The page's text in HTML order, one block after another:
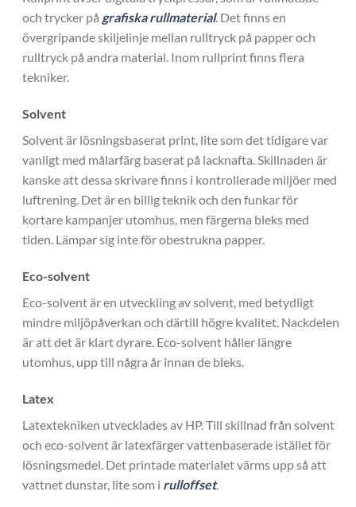
och trycker på grafiska rullmaterial. Det finns en
övergripande skiljelinje mellan rulltryck på papper och
rulltryck på andra material. Inom rullprint finns flera
tekniker.
Solvent
Solvent är lösningsbaserat print, lite som det tidigare var
vanligt med målarfärg baserat på lacknafta. Skillnaden är
kanske att dessa skrivare finns i kontrollerade miljöer med
luftrening. Det är en billig teknik och den funkar för
kortare kampanjer utomhus, men färgerna bleks med
tiden. Lämpar sig inte för obestrukna papper.
Eco-solvent
Eco-solvent är en utveckling av solvent, med betydligt
mindre miljöpåverkan och därtill högre kvalitet. Nackdelen
är att det är klart dyrare. Eco-solvent håller längre
utomhus, upp till några år innan de bleks.
Latex
Latextekniken utvecklades av HP. Till skillnad från solvent
och eco-solvent är latexfärger vattenbaserade istället för
lösningsmedel. Det printade materialet värms upp så att
vattnet dunstar, lite som i rulloffset.